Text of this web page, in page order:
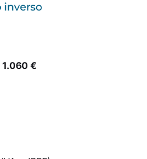
inverso
1.060 €